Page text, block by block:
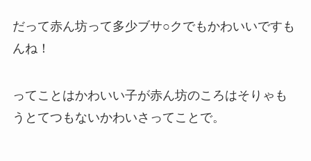
だって赤ん坊って多少ブサ○クでもかわいいですも
んね！
ってことはかわいい子が赤ん坊のころはそりゃも
うとてつもないかわいさってことで。